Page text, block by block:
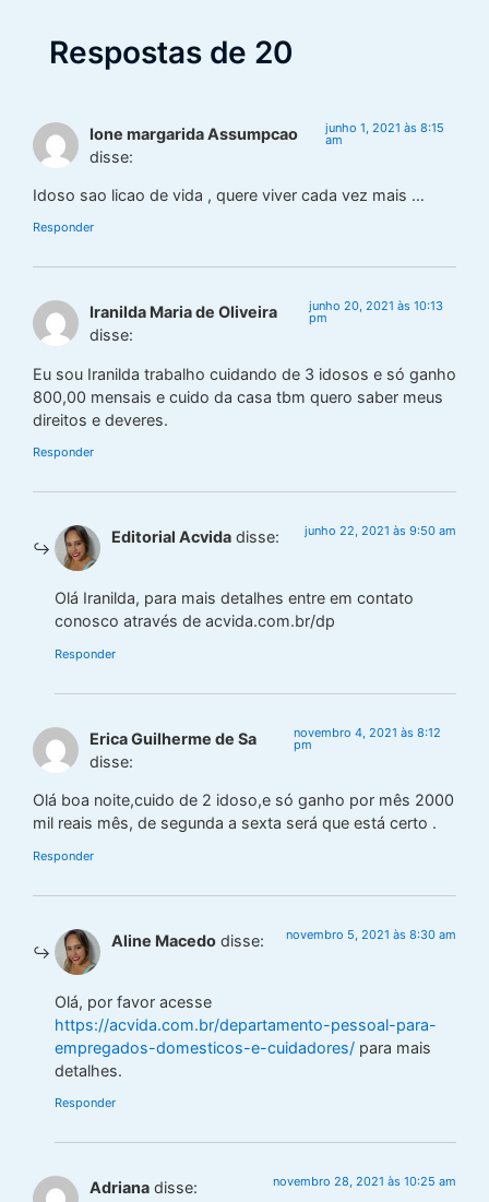
Respostas de 20
Ione margarida Assumpcao
disse:
junho 1, 2021 às 8:15
am
Idoso sao licao de vida , quere viver cada vez mais …
Responder
Iranilda Maria de Oliveira
disse:
junho 20, 2021 às 10:13
pm
Eu sou Iranilda trabalho cuidando de 3 idosos e só ganho
800,00 mensais e cuido da casa tbm quero saber meus
direitos e deveres.
Responder
Editorial Acvida disse: junho 22, 2021 às 9:50 am
Olá Iranilda, para mais detalhes entre em contato
conosco através de acvida.com.br/dp
Responder
Erica Guilherme de Sa
disse:
novembro 4, 2021 às 8:12
pm
Olá boa noite,cuido de 2 idoso,e só ganho por mês 2000
mil reais mês, de segunda a sexta será que está certo .
Responder
Aline Macedo disse: novembro 5, 2021 às 8:30 am
Olá, por favor acesse
https://acvida.com.br/departamento-pessoal-para-
empregados-domesticos-e-cuidadores/ para mais
detalhes.
Responder
Adriana disse: novembro 28, 2021 às 10:25 am